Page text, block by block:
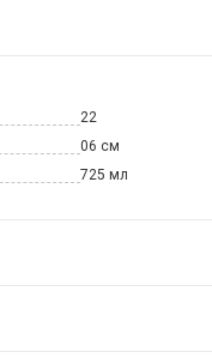
22
06 см
725 мл